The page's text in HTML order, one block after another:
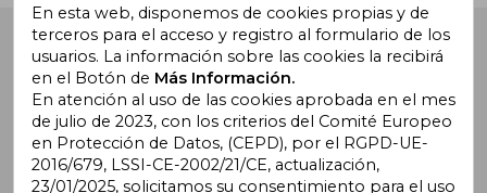
Buscalibre España . Calle Energía, 65, Nave 3 (08940),
Cornellà de Llobregat, Barcelona. Derechos Reservados.
En esta web, disponemos de cookies propias y de
terceros para el acceso y registro al formulario de los
usuarios. La información sobre las cookies la recibirá
en el Botón de Más Información.
En atención al uso de las cookies aprobada en el mes
de julio de 2023, con los criterios del Comité Europeo
en Protección de Datos, (CEPD), por el RGPD-UE-
2016/679, LSSI-CE-2002/21/CE, actualización,
23/01/2025, solicitamos su consentimiento para el uso